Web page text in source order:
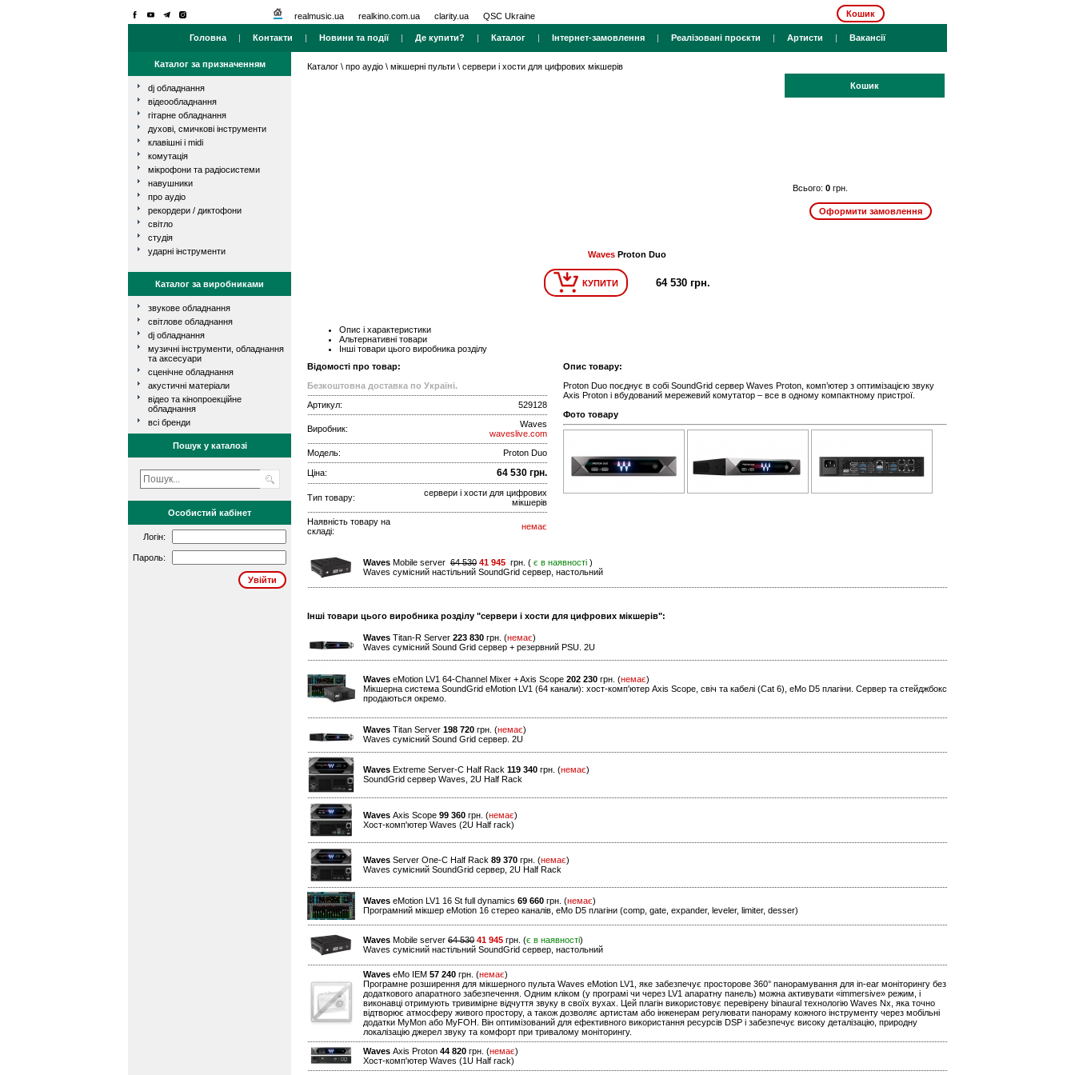
realmusic.ua realkino.com.ua clarity.ua QSC Ukraine Кошик
Головна | Контакти | Новини та події| Де купити? | Каталог | Інтернет-замовлення | Реалізовані проєкти | Артисти | Вакансії
Каталог за призначенням
dj обладнання
відеообладнання
гітарне обладнання
духові, смичкові інструменти
клавішні і midi
комутація
мікрофони та радіосистеми
навушники
про аудіо
рекордери / диктофони
світло
студія
ударні інструменти
Каталог за виробниками
звукове обладнання
світлове обладнання
dj обладнання
музичні інструменти, обладнання
та аксесуари
сценічне обладнання
акустичні матеріали
відео та кінопроекційне
обладнання
всі бренди
Пошук у каталозі
Особистий кабінет
Логін:
Пароль:
Каталог \ про аудіо \ мікшерні пульти \ сервери і хости для цифрових мікшерів
Кошик
Всього: 0 грн.
Waves Proton Duo
КУПИТИ 64 530 грн.
Опис і характеристики
Альтернативні товари
Інші товари цього виробника розділу
Відомості про товар:
Безкоштовна доставка по Україні.
Артикул:
529128
Виробник:
Waves
waveslive.com
Модель:
Proton Duo
Ціна: 64 530 грн.
Тип товару:
сервери і хости для цифрових
мікшерів
Наявність товару на
складі:
немає
Опис товару:
Proton Duo поєднує в собі SoundGrid сервер Waves Proton, комп’ютер з оптимізацією звуку
Axis Proton і вбудований мережевий комутатор – все в одному компактному пристрої.
Фото товару
Waves Mobile server 64 530 41 945 грн. ( є в наявності )
Waves сумісний настільний SoundGrid сервер, настольний
Інші товари цього виробника розділу "сервери і хости для цифрових мікшерів":
Waves Titan-R Server 223 830 грн. (немає)
Waves сумісний Sound Grid сервер + резервний PSU. 2U
Waves eMotion LV1 64-Channel Mixer + Axis Scope 202 230 грн. (немає)
Мікшерна система SoundGrid eMotion LV1 (64 канали): хост-комп'ютер Axis Scope, свіч та кабелі (Cat 6), eMo D5 плагіни. Сервер та стейджбокс
продаються окремо.
Waves Titan Server 198 720 грн. (немає)
Waves сумісний Sound Grid сервер. 2U
Waves Extreme Server-C Half Rack 119 340 грн. (немає)
SoundGrid сервер Waves, 2U Half Rack
Waves Axis Scope 99 360 грн. (немає)
Хост-комп'ютер Waves (2U Half rack)
Waves Server One-C Half Rack 89 370 грн. (немає)
Waves сумісний SoundGrid сервер, 2U Half Rack
Waves eMotion LV1 16 St full dynamics 69 660 грн. (немає)
Програмний мікшер eMotion 16 стерео каналів, eMo D5 плагіни (comp, gate, expander, leveler, limiter, desser)
Waves Mobile server 64 530 41 945 грн. (є в наявності)
Waves сумісний настільний SoundGrid сервер, настольний
Waves eMo IEM 57 240 грн. (немає)
Програмне розширення для мікшерного пульта Waves eMotion LV1, яке забезпечує просторове 360° панорамування для in‑ear моніторингу без
додаткового апаратного забезпечення. Одним кліком (у програмі чи через LV1 апаратну панель) можна активувати «immersive» режим, і
виконавці отримують тривимірне відчуття звуку в своїх вухах. Цей плагін використовує перевірену binaural технологію Waves Nx, яка точно
відтворює атмосферу живого простору, а також дозволяє артистам або інженерам регулювати панораму кожного інструменту через мобільні
додатки MyMon або MyFOH. Він оптимізований для ефективного використання ресурсів DSP і забезпечує високу деталізацію, природну
локалізацію джерел звуку та комфорт при тривалому моніторингу.
Waves Axis Proton 44 820 грн. (немає)
Хост-комп'ютер Waves (1U Half rack)